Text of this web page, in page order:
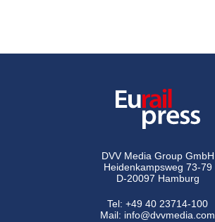
DVV Media Group GmbH
Heidenkampsweg 73-79
D-20097 Hamburg
Tel:+49 40 23714-100
Mail: info@dvvmedia.com